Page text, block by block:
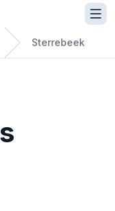
Sterrebeek